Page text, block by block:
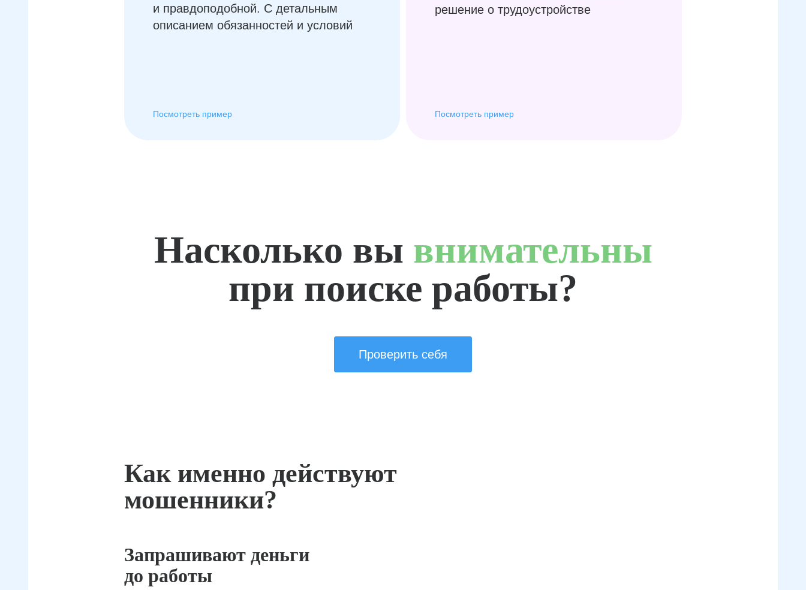
и правдоподобной. С детальным
описанием обязанностей и условий
Посмотреть пример
решение о трудоустройстве
Посмотреть пример
Насколько вы внимательны
при поиске работы?
Проверить себя
Как именно действуют
мошенники?
Запрашивают деньги
до работы